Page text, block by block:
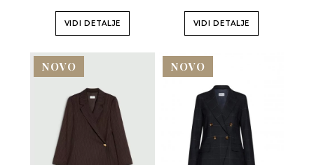
VIDI DETALJE VIDI DETALJE
NOVO NOVO